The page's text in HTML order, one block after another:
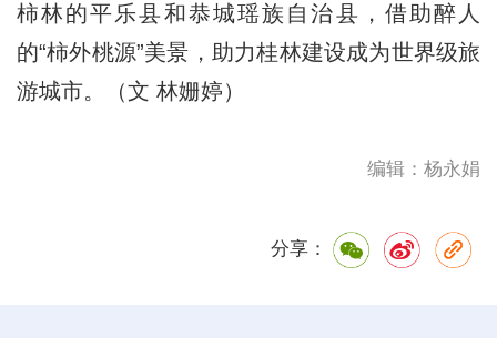
柿林的平乐县和恭城瑶族自治县 ，借助醉人
的“柿外桃源”美景，助力桂林建设成为世界级旅
游城市。（文 林姗婷）
编辑：杨永娟
分享：